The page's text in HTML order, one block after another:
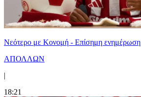
Νεότερο με Κονομή - Επίσημη ενημέρωση
ΑΠΟΛΛΩΝ
|
18:21